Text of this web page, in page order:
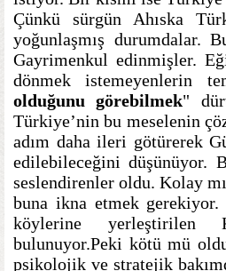
Çünkü sürgün Ahıska
yoğunlaşmış durumdalar.
Gayrimenkul edinmişler.
dönmek istemeyenlerin
olduğunu görebilmek"
Türkiye’nin bu meselenin
adım daha ileri götürerek
edilebileceğini düşünüyor.
seslendirenler oldu. Kolay
buna ikna etmek gerekiyor.
köylerine yerleştirilen
bulunuyor.Peki kötü mü
psikolojik ve stratejik